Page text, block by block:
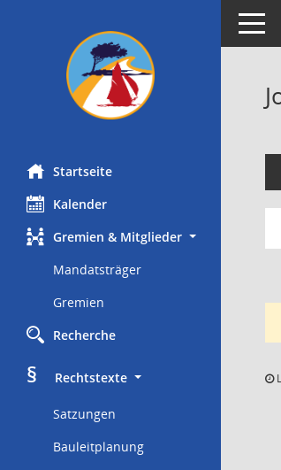
Startseite
Kalender
Gremien & Mitglieder
Mandatsträger
Gremien
Recherche
§
     Rechtstexte
Satzungen
Bauleitplanung
Toggle